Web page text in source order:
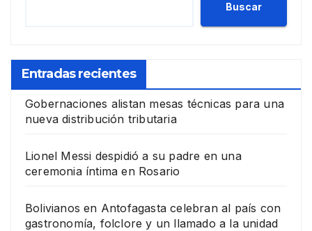
Buscar
Entradas recientes
Gobernaciones alistan mesas técnicas para una
nueva distribución tributaria
Lionel Messi despidió a su padre en una
ceremonia íntima en Rosario
Bolivianos en Antofagasta celebran al país con
gastronomía, folclore y un llamado a la unidad